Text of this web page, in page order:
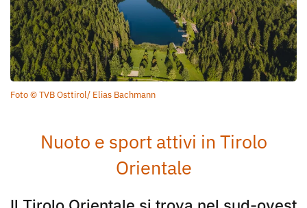
Foto © TVB Osttirol/ Elias Bachmann
Nuoto e sport attivi in Tirolo
Orientale